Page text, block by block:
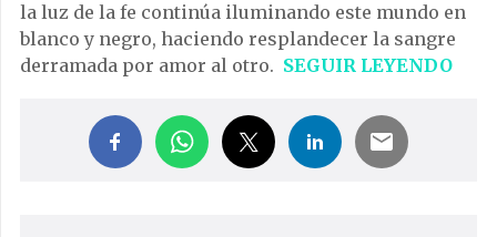
la luz de la fe continúa iluminando este mundo en
blanco y negro, haciendo resplandecer la sangre
derramada por amor al otro. SEGUIR LEYENDO